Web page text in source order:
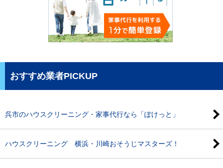
おすすめ業者PICKUP
呉市のハウスクリーニング・家事代行なら「ぽけっと」
ハウスクリーニング 横浜・川崎おそうじマスターズ！